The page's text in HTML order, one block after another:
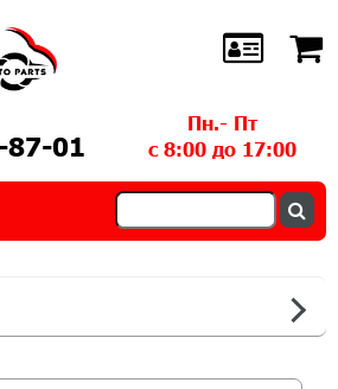
01
Пн.- Пт
с 8:00 до 17:00